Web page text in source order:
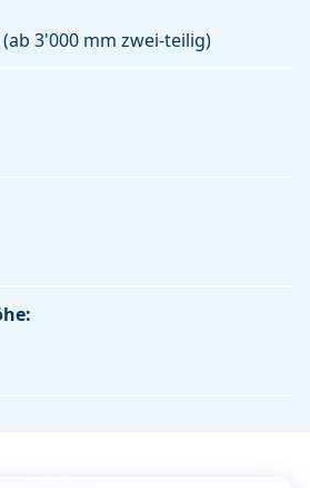
3'000 mm zwei-teilig)